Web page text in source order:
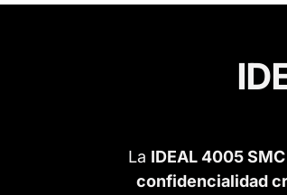
La IDEAL 4005
confidencialidad